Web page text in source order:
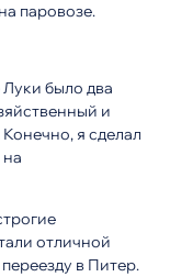
паровозе.
было два
и
я сделал
отличной
в Питер.